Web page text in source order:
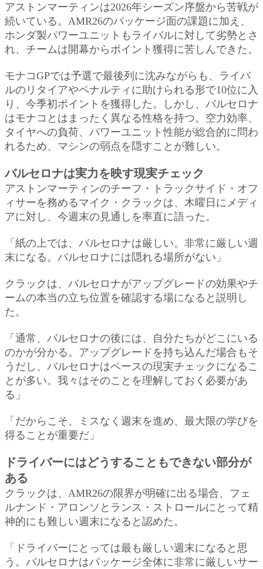
アストンマーティンは2026年シーズン序盤から苦戦が
続いている。AMR26のパッケージ面の課題に加え、
ホンダ製パワーユニットもライバルに対して劣勢とさ
れ、チームは開幕からポイント獲得に苦しんできた。
モナコGPでは予選で最後列に沈みながらも、ライバ
ルのリタイアやペナルティに助けられる形で10位に入
り、今季初ポイントを獲得した。しかし、バルセロナ
はモナコとはまったく異なる性格を持つ。空力効率、
タイヤへの負荷、パワーユニット性能が総合的に問わ
れるため、マシンの弱点を隠すことが難しい。
バルセロナは実力を映す現実チェック
アストンマーティンのチーフ・トラックサイド・オフ
ィサーを務めるマイク・クラックは、木曜日にメディ
アに対し、今週末の見通しを率直に語った。
「紙の上では、バルセロナは厳しい。非常に厳しい週
末になる。バルセロナには隠れる場所がない」
クラックは、バルセロナがアップグレードの効果やチ
ームの本当の立ち位置を確認する場になると説明し
た。
「通常、バルセロナの後には、自分たちがどこにいる
のかが分かる。アップグレードを持ち込んだ場合もそ
うだし、バルセロナはペースの現実チェックになるこ
とが多い。我々はそのことを理解しておく必要があ
る」
「だからこそ、ミスなく週末を進め、最大限の学びを
得ることが重要だ」
ドライバーにはどうすることもできない部分が
ある
クラックは、AMR26の限界が明確に出る場合、フェ
ルナンド・アロンソとランス・ストロールにとって精
神的にも難しい週末になると認めた。
「ドライバーにとっては最も厳しい週末になると思
う。バルセロナはパッケージ全体に非常に厳しいサー